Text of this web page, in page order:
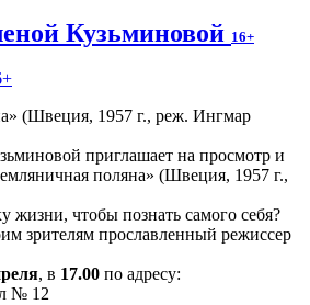
Кузьминовой 16+
приглашает на просмотр и
поляна» (Швеция, 1957 г.,
жизни, чтобы познать самого себя?
зрителям прославленный режиссер
, в 17.00 по адресу:
№ 12